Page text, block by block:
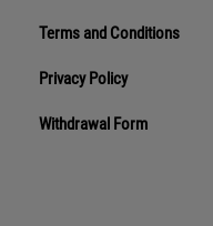
Terms and Conditions
Privacy Policy
Withdrawal Form